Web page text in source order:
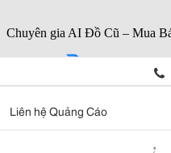
Liên hệ Quảng Cáo